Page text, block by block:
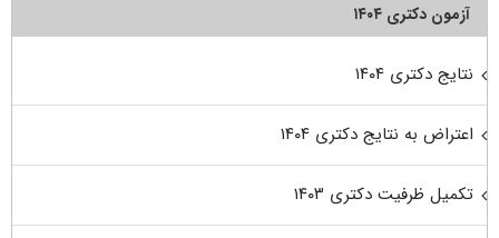
آزمون دکتری ۱۴۰۴
نتایج دکتری ۱۴۰۴
اعتراض به نتایج دکتری ۱۴۰۴
تکمیل ظرفیت دکتری ۱۴۰۳